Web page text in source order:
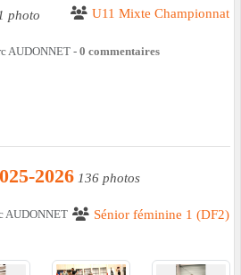
1 photo U11 Mixte Championnat
AUDONNET - 0 commentaires
2026 136 photos
Sénior féminine 1 (DF2)
AUDONNET